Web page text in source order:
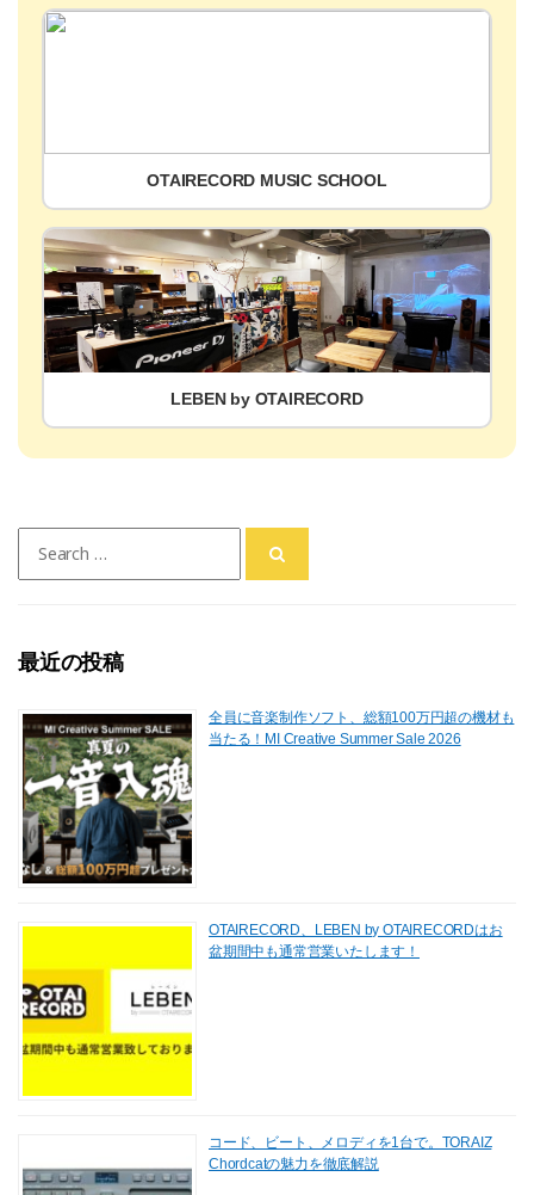
OTAIRECORD MUSIC SCHOOL
LEBEN by OTAIRECORD
for:
最近の投稿
全員に音楽制作ソフト、総額100万円超の機材も
当たる！MI Creative Summer Sale 2026
OTAIRECORD、LEBEN by OTAIRECORDはお
盆期間中も通常営業いたします！
コード、ビート、メロディを1台で。TORAIZ
Chordcatの魅力を徹底解説